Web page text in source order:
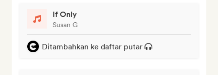
If Only
Susan G
Ditambahkan ke daftar putar